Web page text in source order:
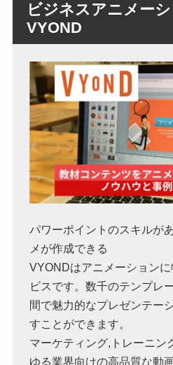
ビジネスアニメー
VYOND
パワーポイントのスキルが
メが作成できる
VYONDはアニメーション
ビスです。数千のテンプレ
間で魅力的なプレゼンテー
すことができます。
マーケティング,トレーニン
ゆる業界向けの高品質な動